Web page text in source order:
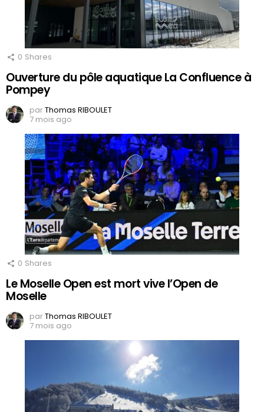
0 Shares
Ouverture du pôle aquatique La Confluence à
Pompey
parThomas RIBOULET
7 mois ago
0 Shares
Le Moselle Open est mort vive l’Open de
Moselle
parThomas RIBOULET
7 mois ago